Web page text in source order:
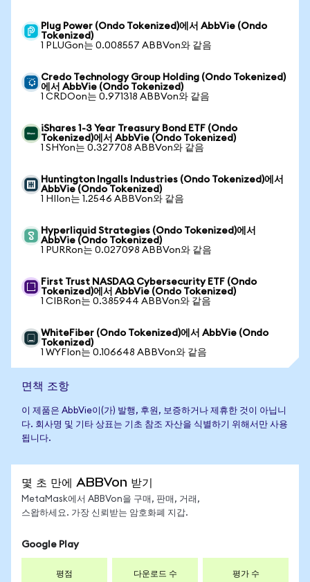
Plug Power (Ondo Tokenized)에서 AbbVie (Ondo
Tokenized)
1 PLUGon는 0.008557 ABBVon와 같음
Credo Technology Group Holding (Ondo Tokenized)
에서 AbbVie (Ondo Tokenized)
1 CRDOon는 0.971318 ABBVon와 같음
iShares 1-3 Year Treasury Bond ETF (Ondo
Tokenized)에서 AbbVie (Ondo Tokenized)
1 SHYon는 0.327708 ABBVon와 같음
Huntington Ingalls Industries (Ondo Tokenized)에서
AbbVie (Ondo Tokenized)
1 HIIon는 1.2546 ABBVon와 같음
Hyperliquid Strategies (Ondo Tokenized)에서
AbbVie (Ondo Tokenized)
1 PURRon는 0.027098 ABBVon와 같음
First Trust NASDAQ Cybersecurity ETF (Ondo
Tokenized)에서 AbbVie (Ondo Tokenized)
1 CIBRon는 0.385944 ABBVon와 같음
WhiteFiber (Ondo Tokenized)에서 AbbVie (Ondo
Tokenized)
1 WYFIon는 0.106648 ABBVon와 같음
면책 조항
이 제품은 AbbVie이(가) 발행, 후원, 보증하거나 제휴한 것이 아닙니
다. 회사명 및 기타 상표는 기초 참조 자산을 식별하기 위해서만 사용
됩니다.
몇 초 만에 ABBVon 받기
MetaMask에서 ABBVon을 구매, 판매, 거래,
스왑하세요. 가장 신뢰받는 암호화폐 지갑.
Google Play
평점 다운로드 수 평가 수